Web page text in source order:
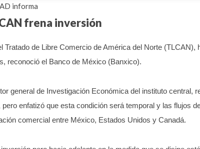
informa
frena inversión
Tratado de Libre Comercio de América del Norte
reconoció el Banco de México (Banxico).
general de Investigación Económica del instituto central,
enfatizó que esta condición será temporal y las flujos
comercial entre México, Estados Unidos y Canadá.